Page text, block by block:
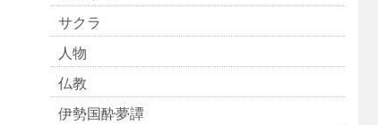
サクラ
人物
仏教
伊勢国酔夢譚